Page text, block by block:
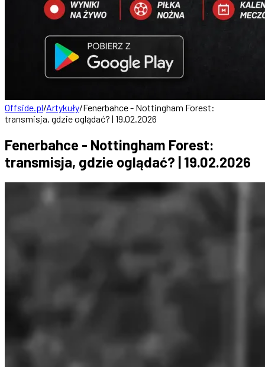
Offside.pl/Artykuły/Fenerbahce - Nottingham Forest:
transmisja, gdzie oglądać? | 19.02.2026
Fenerbahce - Nottingham Forest:
transmisja, gdzie oglądać? | 19.02.2026